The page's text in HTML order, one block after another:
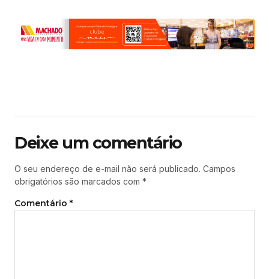
Deixe um comentário
O seu endereço de e-mail não será publicado. Campos
obrigatórios são marcados com *
Comentário *